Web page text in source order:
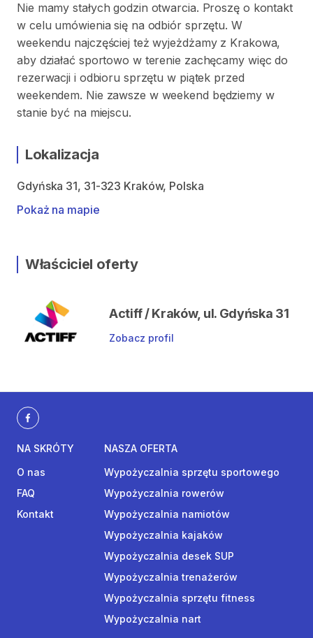
Nie mamy stałych godzin otwarcia. Proszę o kontakt
w celu umówienia się na odbiór sprzętu. W
weekendu najczęściej też wyjeżdżamy z Krakowa,
aby działać sportowo w terenie zachęcamy więc do
rezerwacji i odbioru sprzętu w piątek przed
weekendem. Nie zawsze w weekend będziemy w
stanie być na miejscu.
Lokalizacja
Gdyńska 31, 31-323 Kraków, Polska
Pokaż na mapie
Właściciel oferty
Actiff / Kraków, ul. Gdyńska 31
Zobacz profil
NA SKRÓTY
O nas
FAQ
Kontakt
NASZA OFERTA
Wypożyczalnia sprzętu sportowego
Wypożyczalnia rowerów
Wypożyczalnia namiotów
Wypożyczalnia kajaków
Wypożyczalnia desek SUP
Wypożyczalnia trenażerów
Wypożyczalnia sprzętu fitness
Wypożyczalnia nart